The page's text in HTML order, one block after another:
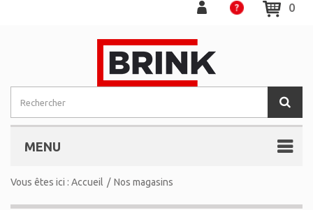
0
MENU
Vous êtes ici : Accueil / Nos magasins